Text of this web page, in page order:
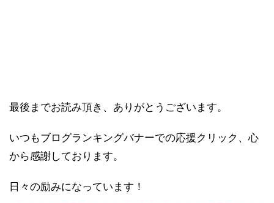
最後までお読み頂き、ありがとうございます。
いつもブログランキングバナーでの応援クリック、心
から感謝しております。
日々の励みになっています！